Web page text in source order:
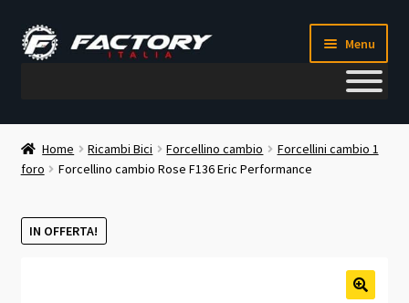
Vai
alla
Vai
al
Menu
Il mio account
Metodi di pagamento
Chi siamo
Home Ricambi Bici Forcellino cambio
Forcellini cambio 1
foro
Forcellino cambio Rose F136 Eric Performance
IN OFFERTA!